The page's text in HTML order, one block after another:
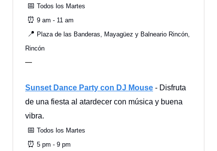
📅 Todos los Martes
⏰ 9 am - 11 am
📍 Plaza de las Banderas, Mayagüez y Balneario Rincón,
Rincón
—
Sunset Dance Party con DJ Mouse - Disfruta
de una fiesta al atardecer con música y buena
vibra.
📅 Todos los Martes
⏰ 5 pm - 9 pm